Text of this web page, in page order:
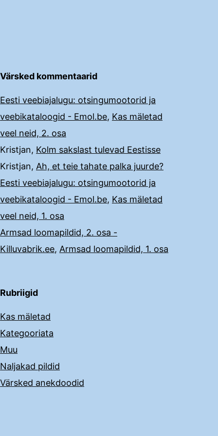
Värsked kommentaarid
Eesti veebiajalugu: otsingumootorid ja
veebikataloogid - Emol.be, Kas mäletad
veel neid, 2. osa
Kristjan, Kolm sakslast tulevad Eestisse
Kristjan, Ah, et teie tahate palka juurde?
Eesti veebiajalugu: otsingumootorid ja
veebikataloogid - Emol.be, Kas mäletad
veel neid, 1. osa
Armsad loomapildid, 2. osa -
Killuvabrik.ee, Armsad loomapildid, 1. osa
Rubriigid
Kas mäletad
Kategooriata
Muu
Naljakad pildid
Värsked anekdoodid